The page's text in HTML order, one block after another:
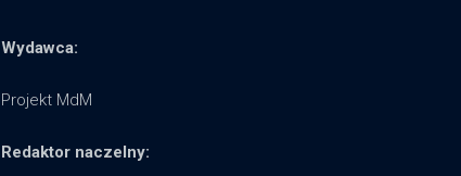
Wydawca:
Projekt MdM
Redaktor naczelny: